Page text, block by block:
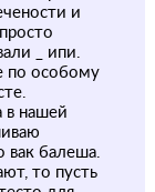
и
_ ипи.
по особому
в нашей
вак балеша.
то пусть